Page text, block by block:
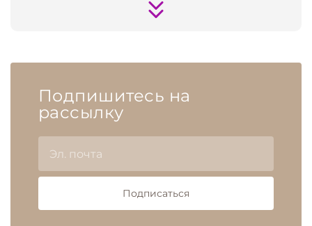
Подпишитесь на
рассылку
Подписаться